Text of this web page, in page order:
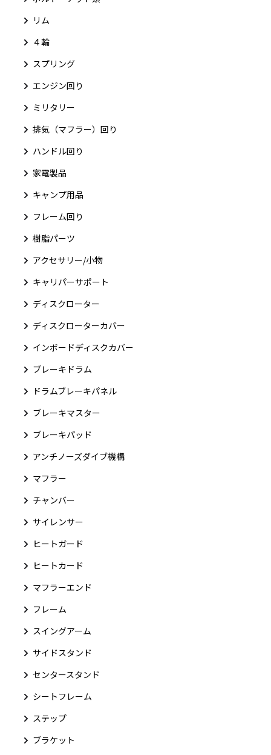
リム
４輪
スプリング
エンジン回り
ミリタリー
排気（マフラー）回り
ハンドル回り
家電製品
キャンプ用品
フレーム回り
樹脂パーツ
アクセサリー/小物
キャリパーサポート
ディスクローター
ディスクローターカバー
インボードディスクカバー
ブレーキドラム
ドラムブレーキパネル
ブレーキマスター
ブレーキパッド
アンチノーズダイブ機構
マフラー
チャンバー
サイレンサー
ヒートガード
ヒートカード
マフラーエンド
フレーム
スイングアーム
サイドスタンド
センタースタンド
シートフレーム
ステップ
ブラケット